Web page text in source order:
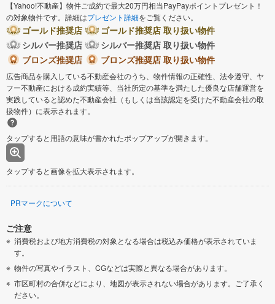
【Yahoo!不動産】物件ご成約で最大20万円相当PayPayポイントプレゼント！
の対象物件です。詳細はプレゼント詳細をご覧ください。
ゴールド推奨店
ゴールド推奨店 取り扱い物件
シルバー推奨店
シルバー推奨店 取り扱い物件
ブロンズ推奨店
ブロンズ推奨店 取り扱い物件
広告商品を購入している不動産会社のうち、物件情報の正確性、法令遵守、ヤ
フー不動産における成約実績等、当社所定の基準を満たした優良な店舗運営を
実践していると認めた不動産会社（もしくは当該認定を受けた不動産会社の取
扱物件）に表示されます。
タップすると用語の意味が書かれたポップアップが開きます。
タップすると画像を拡大表示されます。
PRマークについて
ご注意
消費税および地方消費税の対象となる場合は税込み価格が表示されていま
す。
物件の写真やイラスト、CGなどは実際と異なる場合があります。
市区町村の合併などにより、地図が表示されない場合があります。ご了承く
ださい。